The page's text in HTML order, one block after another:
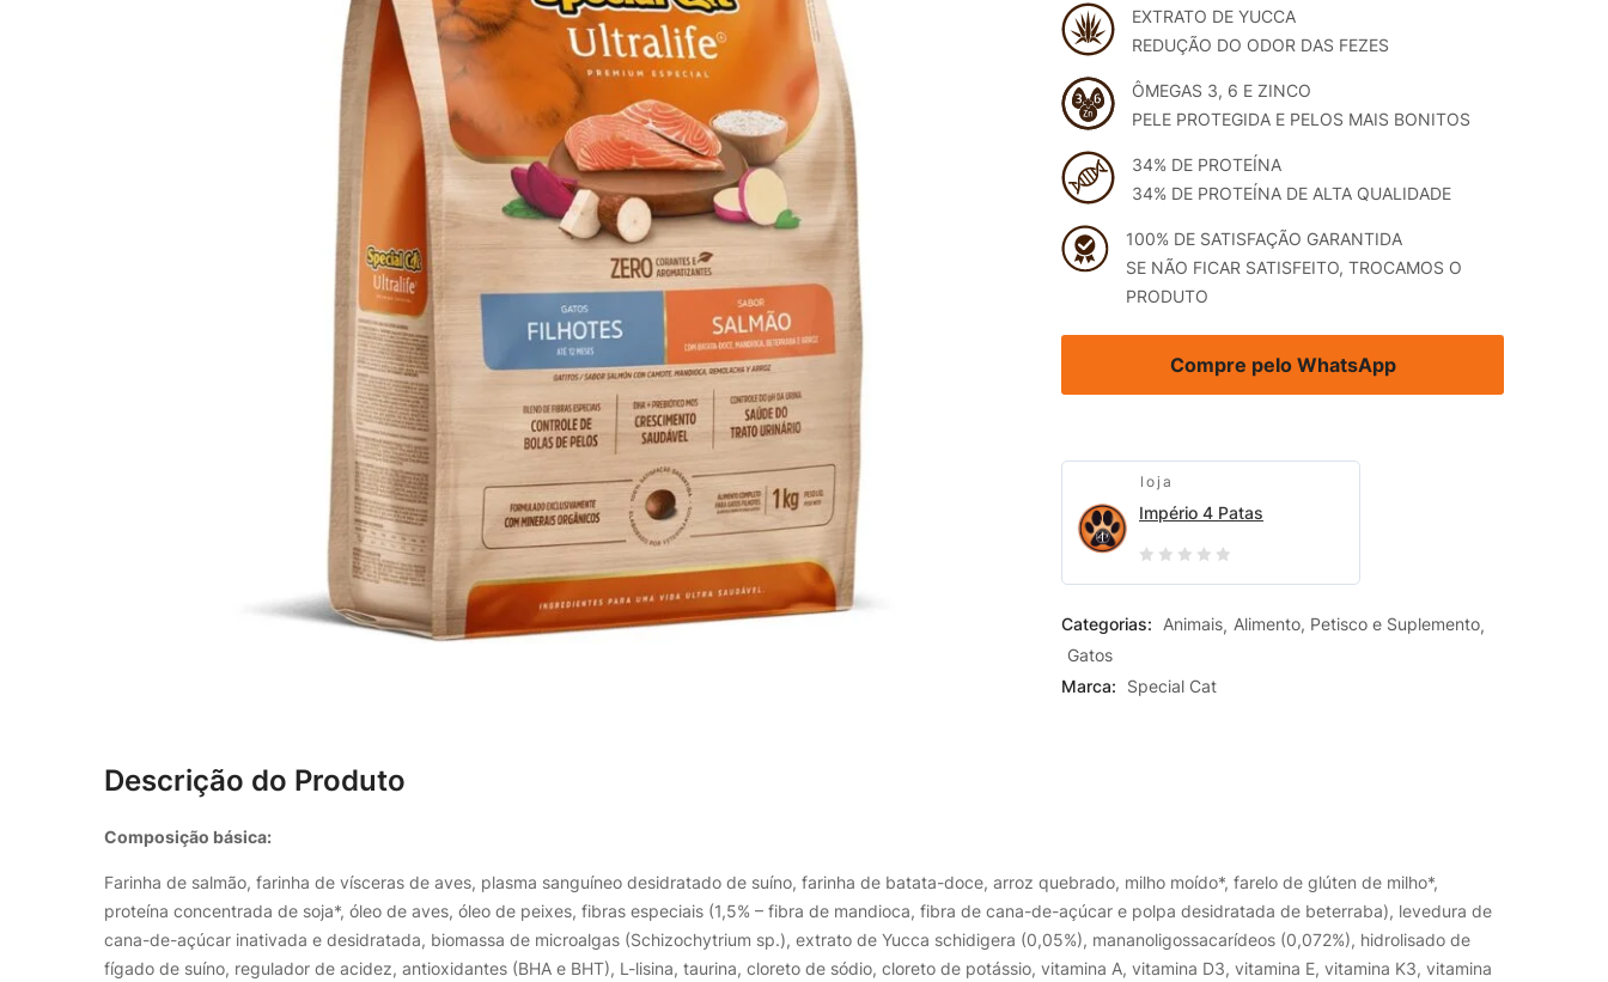
EXTRATO DE YUCCA
REDUÇÃO DO ODOR DAS FEZES
ÔMEGAS 3, 6 E ZINCO
PELE PROTEGIDA E PELOS MAIS BONITOS
34% DE PROTEÍNA
34% DE PROTEÍNA DE ALTA QUALIDADE
100% DE SATISFAÇÃO GARANTIDA
SE NÃO FICAR SATISFEITO, TROCAMOS O
PRODUTO
Compre pelo WhatsApp
loja
Império 4 Patas
0
of
Categorias: Animais Alimento, Petisco e Suplemento
Gatos
Marca:
Special Cat
Descrição do Produto
Composição básica:
Farinha de salmão, farinha de vísceras de aves, plasma sanguíneo desidratado de suíno, farinha de batata-doce, arroz quebrado, milho moído*, farelo de glúten de milho*,
proteína concentrada de soja*, óleo de aves, óleo de peixes, fibras especiais (1,5% – fibra de mandioca, fibra de cana-de-açúcar e polpa desidratada de beterraba), levedura de
cana-de-açúcar inativada e desidratada, biomassa de microalgas (Schizochytrium sp.), extrato de Yucca schidigera (0,05%), mananoligossacarídeos (0,072%), hidrolisado de
fígado de suíno, regulador de acidez, antioxidantes (BHA e BHT), L-lisina, taurina, cloreto de sódio, cloreto de potássio, vitamina A, vitamina D3, vitamina E, vitamina K3, vitamina